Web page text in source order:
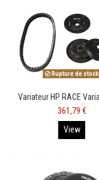
Rupture de stock
Variateur HP RACE
361,79 €
View